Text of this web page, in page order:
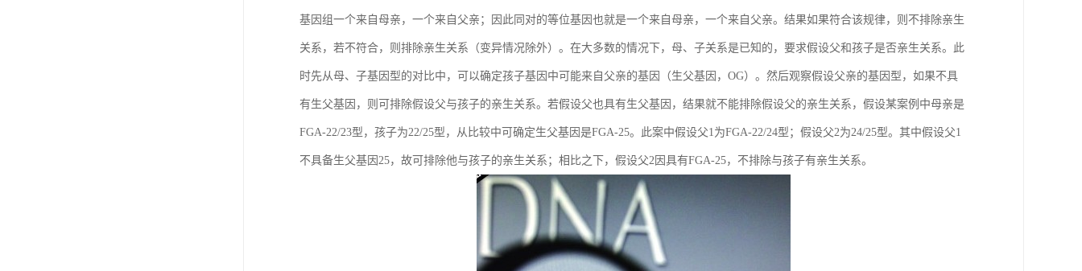
基因组一个来自母亲，一个来自父亲；因此同对的等位基因也就是一个来自母亲，一个来自父亲。结果如果符合该规律，则不排除亲生
关系，若不符合，则排除亲生关系（变异情况除外）。在大多数的情况下，母、子关系是已知的，要求假设父和孩子是否亲生关系。此
时先从母、子基因型的对比中，可以确定孩子基因中可能来自父亲的基因（生父基因，OG）。然后观察假设父亲的基因型，如果不具
有生父基因，则可排除假设父与孩子的亲生关系。若假设父也具有生父基因，结果就不能排除假设父的亲生关系，假设某案例中母亲是
FGA-22/23型，孩子为22/25型，从比较中可确定生父基因是FGA-25。此案中假设父1为FGA-22/24型；假设父2为24/25型。其中假设父1
不具备生父基因25，故可排除他与孩子的亲生关系；相比之下，假设父2因具有FGA-25，不排除与孩子有亲生关系。